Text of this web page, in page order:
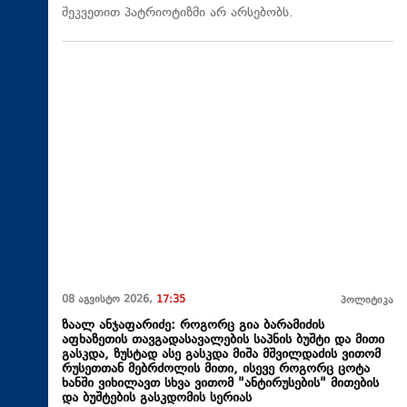
შეკვეთით პატრიოტიზმი არ არსებობს.
08 აგვისტო 2026, 17:35 პოლიტიკა
ზაალ ანჯაფარიძე: როგორც გია ბარამიძის
აფხაზეთის თავგადასავალების საპნის ბუშტი და მითი
გასკდა, ზუსტად ასე გასკდა მიშა მშვილდაძის ვითომ
რუსეთთან მებრძოლის მითი, ისევე როგორც ცოტა
ხანში ვიხილავთ სხვა ვითომ "ანტირუსების" მითების
და ბუშტების გასკდომის სერიას